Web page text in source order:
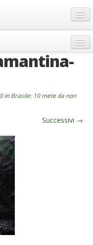
inBrasile: 10 mete da non
Successivi →